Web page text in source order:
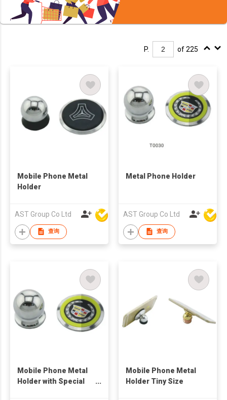
P. of 225
Mobile Phone Metal
Holder
AST Group Co Ltd
查询
Metal Phone Holder
AST Group Co Ltd
查询
Mobile Phone Metal
Holder with Special
Mobile Phone Metal
Holder Tiny Size